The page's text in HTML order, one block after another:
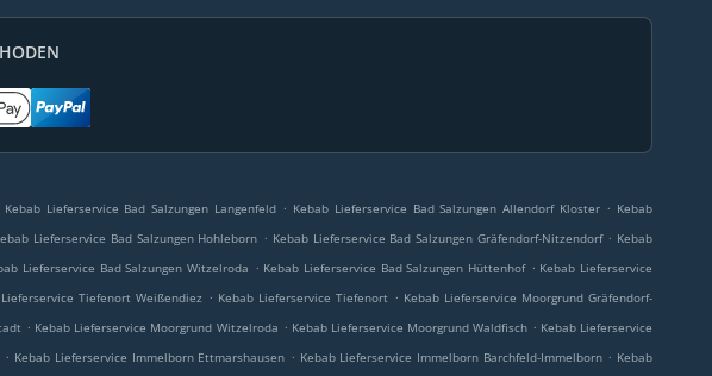
Kebab Lieferservice Bad Salzungen Langenfeld . Kebab Lieferservice Bad Salzungen Allendorf Kloster . Kebab
Lieferservice Bad Salzungen Hohleborn . Kebab Lieferservice Bad Salzungen Gräfendorf-Nitzendorf . Kebab
Lieferservice Bad Salzungen Witzelroda . Kebab Lieferservice Bad Salzungen Hüttenhof . Kebab Lieferservice
Tiefenort Weißendiez . Kebab Lieferservice Tiefenort . Kebab Lieferservice Moorgrund Gräfendorf-
. Kebab Lieferservice Moorgrund Witzelroda . Kebab Lieferservice Moorgrund Waldfisch . Kebab Lieferservice
. Kebab Lieferservice Immelborn Ettmarshausen . Kebab Lieferservice Immelborn Barchfeld-Immelborn . Kebab